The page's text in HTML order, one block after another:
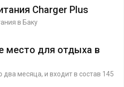
Charger Plus
в Баку
место для отдыха в
месяца, и входит в состав 145